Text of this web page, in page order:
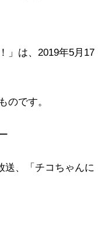
」​は、2019年5月17
のです。
送、「チコちゃんに